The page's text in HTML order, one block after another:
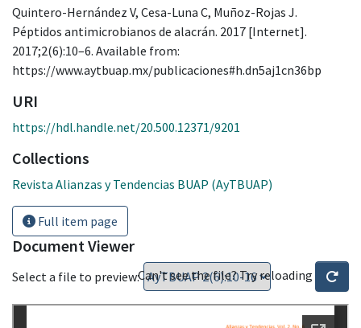
Quintero-Hernández V, Cesa-Luna C, Muñoz-Rojas J.
Péptidos antimicrobianos de alacrán. 2017 [Internet].
2017;2(6):10–6. Available from:
https://www.aytbuap.mx/publicaciones#h.dn5aj1cn36bp
URI
https://hdl.handle.net/20.500.12371/9201
Collections
Revista Alianzas y Tendencias BUAP (AyTBUAP)
Full item page
Document Viewer
Select a file to preview:Can't see the file? Try reloading